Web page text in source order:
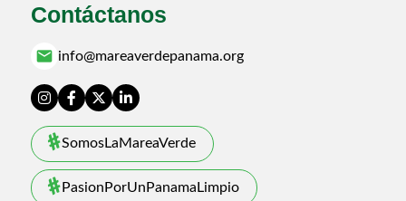
Contáctanos
email info@mareaverdepanama.org
SomosLaMareaVerde
PasionPorUnPanamaLimpio